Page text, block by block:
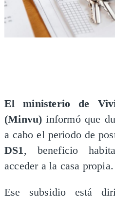
El ministerio de
(Minvu) informó que
a cabo el periodo de
DS1, beneficio
acceder a la casa propia.
Ese subsidio está